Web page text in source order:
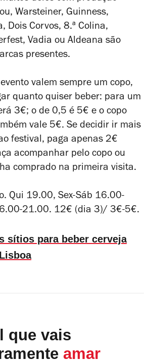
Warsteiner, Guinness,
Dois Corvos, 8.ª Colina,
Vadia ou Aldeana são
presentes.
valem sempre um copo,
quanto quiser beber: para um
3€; o de 0,5 é 5€ e o copo
vale 5€. Se decidir ir mais
festival, paga apenas 2€
acompanhar pelo copo ou
comprado na primeira visita.
Qui 19.00, Sex-Sáb 16.00-
21.00. 12€ (dia 3)/ 3€-5€.
sítios para beber cerveja
que vais
amar